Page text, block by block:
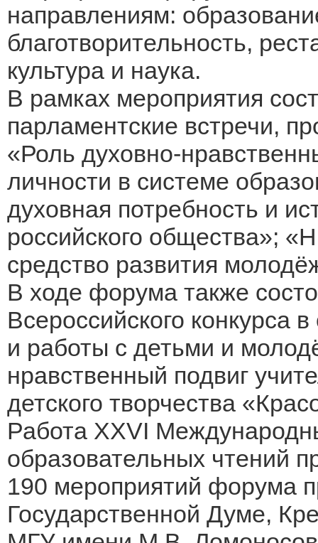
направлениям:
благотворительность,
культура и наука.
В рамках мероприятия
парламентские встречи,
«Роль духовно-
личности в системе
духовная потребность и
российского общества»;
средство развития
В ходе форума также
Всероссийского конкурса
и работы с детьми и
нравственный подвиг
детского творчества
Работа XXVI
образовательных чтений
190 мероприятий форума
Государственной Думе,